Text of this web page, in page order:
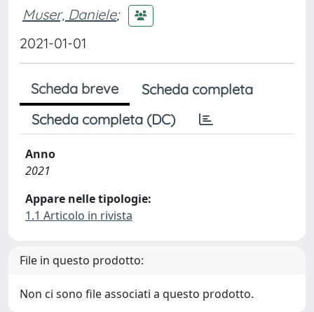
Muser, Daniele;
2021-01-01
Scheda breve
Scheda completa
Scheda completa (DC)
Anno
2021
Appare nelle tipologie:
1.1 Articolo in rivista
File in questo prodotto:
Non ci sono file associati a questo prodotto.